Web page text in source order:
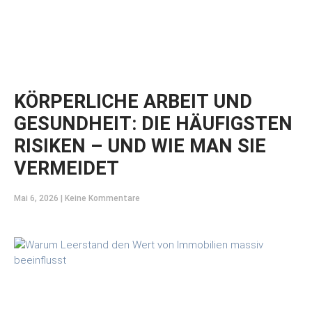
KÖRPERLICHE ARBEIT UND
GESUNDHEIT: DIE HÄUFIGSTEN
RISIKEN – UND WIE MAN SIE
VERMEIDET
Mai 6, 2026 Keine Kommentare